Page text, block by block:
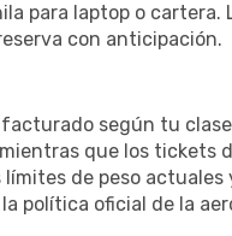
para laptop o
con anticipación.
según tu
que los tickets
de peso
política oficial de la